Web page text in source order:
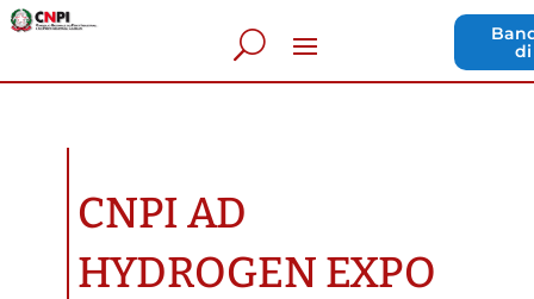
CNPI AD
HYDROGEN EXPO